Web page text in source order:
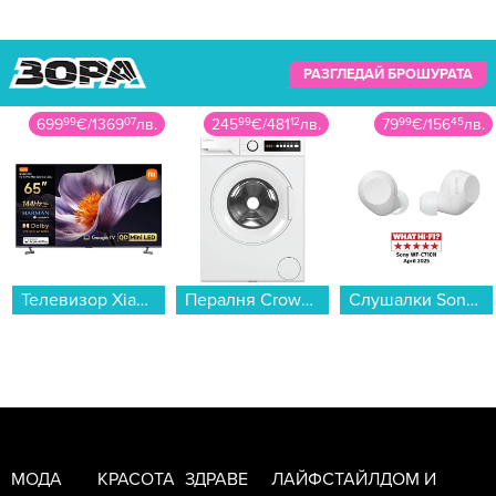
РАЗГЛЕДАЙ БРОШУРАТА
69999€/136907лв.
Телевизор Xiaomi S Pro Mini LED 65 2026 / ELA6318EU , 165 см, 3840x2160 UHD-4K , 65 inch, Android , Mini LED , Smart TV...
24599€/48112лв.
Пералня Crown LW 1270T , 1200 об./мин., 7.00 kg, D , Бял...
7999€/15645лв.
Слушалки Sony WFC710NW , Bluetooth , IN-EAR (ТАПИ)...
МОДА КРАСОТА ЗДРАВЕ ЛАЙФСТАЙЛДОМ И